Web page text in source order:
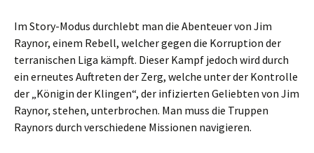
Im Story-Modus durchlebt man die Abenteuer von Jim
Raynor, einem Rebell, welcher gegen die Korruption der
terranischen Liga kämpft. Dieser Kampf jedoch wird durch
ein erneutes Auftreten der Zerg, welche unter der Kontrolle
der „Königin der Klingen“, der infizierten Geliebten von Jim
Raynor, stehen, unterbrochen. Man muss die Truppen
Raynors durch verschiedene Missionen navigieren.